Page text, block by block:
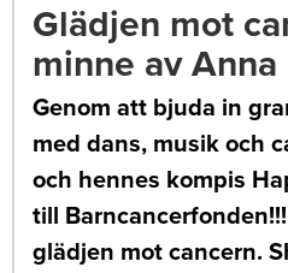
Glädjen mot
minne av Anna
Genom att bjuda in
med dans, musik och
och hennes kompis
till
glädjen mot cancern.